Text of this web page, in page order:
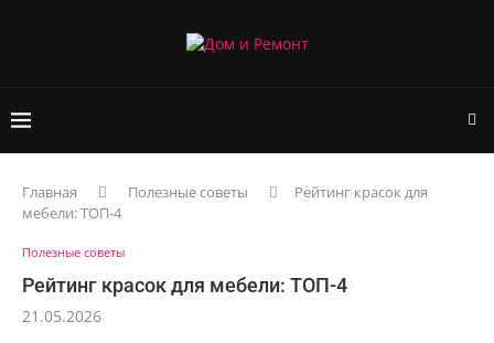
Главная Полезные советы
Рейтинг красок для
мебели: ТОП-4
Полезные советы
Рейтинг красок для мебели: ТОП-4
21.05.2026